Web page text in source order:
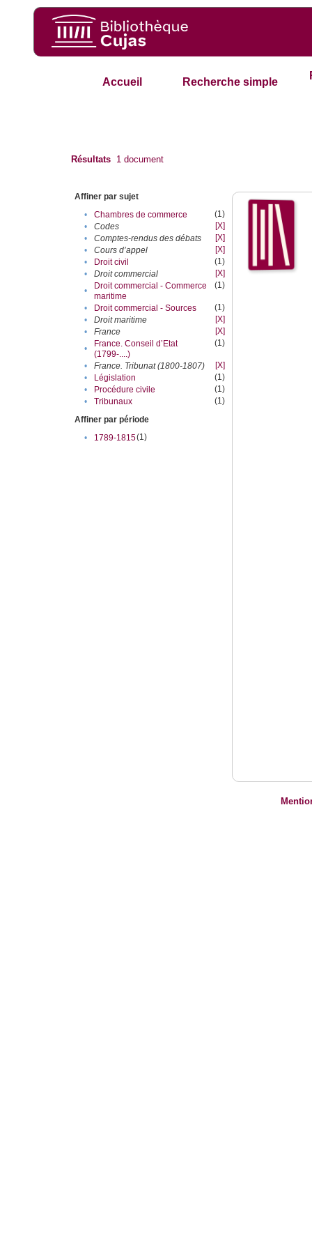
Accueil Recherche simple
Résultats 1 document
Affiner par sujet
•
Chambres de commerce
(1)
•
Codes
[X]
•
Comptes-rendus des débats
[X]
•
Cours d’appel
[X]
•
Droit civil
(1)
•
Droit commercial
[X]
•
Droit commercial - Commerce
maritime
(1)
• Droit commercial - Sources
(1)
•
Droit maritime
[X]
•
France
[X]
•
France. Conseil d’Etat
(1799-....)
(1)
• France. Tribunat (1800-1807)
[X]
•
Législation
(1)
•
Procédure civile
(1)
•
Tribunaux
(1)
Affiner par période
•
1789-1815(1)